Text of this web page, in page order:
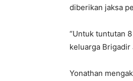
diberikan jaksa
“Untuk tuntutan
keluarga Brigadir
Yonathan